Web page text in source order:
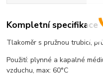
Kompletní specifikace
Tlakoměr s pružnou trubicí,
Použití: plynné a kapalné
vzduchu, max: 60°C